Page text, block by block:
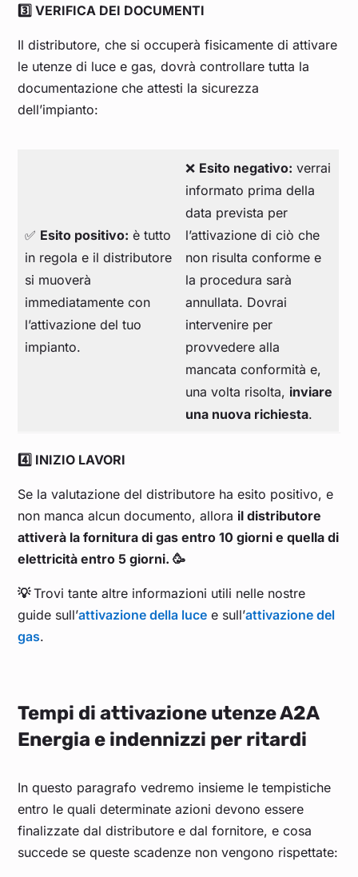
3️⃣ VERIFICA DEI DOCUMENTI
Il distributore, che si occuperà fisicamente di attivare
le utenze di luce e gas, dovrà controllare tutta la
documentazione che attesti la sicurezza
dell’impianto:
✅ Esito positivo: è tutto
in regola e il distributore
si muoverà
immediatamente con
l’attivazione del tuo
impianto.
❌ Esito negativo: verrai
informato prima della
data prevista per
l’attivazione di ciò che
non risulta conforme e
la procedura sarà
annullata. Dovrai
intervenire per
provvedere alla
mancata conformità e,
una volta risolta, inviare
una nuova richiesta.
4️⃣ INIZIO LAVORI
Se la valutazione del distributore ha esito positivo, e
non manca alcun documento, allora il distributore
attiverà la fornitura di gas entro 10 giorni e quella di
elettricità entro 5 giorni. 🥳
💡Trovi tante altre informazioni utili nelle nostre
guide sull’attivazione della luce e sull’attivazione del
gas.
Tempi di attivazione utenze A2A
Energia e indennizzi per ritardi
In questo paragrafo vedremo insieme le tempistiche
entro le quali determinate azioni devono essere
finalizzate dal distributore e dal fornitore, e cosa
succede se queste scadenze non vengono rispettate: